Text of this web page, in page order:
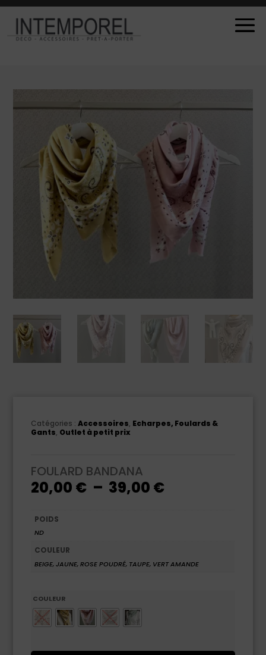
Catégories :Accessoires, Echarpes, Foulards &
Gants, Outlet à petit prix
FOULARD BANDANA
20,00 € – 39,00 €
POIDS
ND
COULEUR
BEIGE, JAUNE, ROSE POUDRÉ, TAUPE, VERT AMANDE
COULEUR